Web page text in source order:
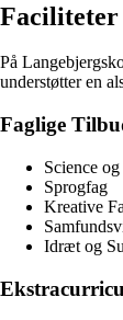
På
understøtter en
Faglige
Science
Sprogfag
Kreative
Idræt og